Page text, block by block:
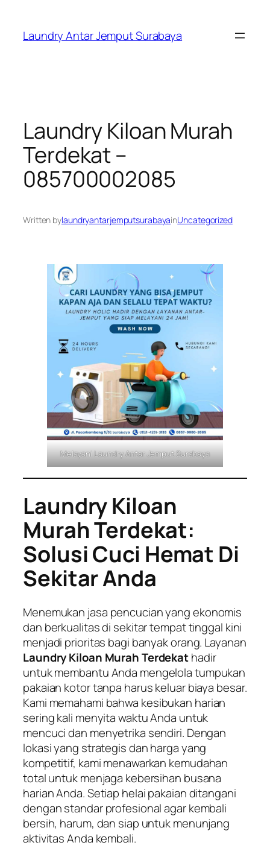
content
Laundry Antar Jemput Surabaya
Laundry Kiloan Murah
Terdekat –
085700002085
Written bylaundryantarjemputsurabayainUncategorized
Melayani Laundry Antar Jemput Surabaya
Laundry Kiloan
Murah Terdekat:
Solusi Cuci Hemat Di
Sekitar Anda
Menemukan jasa pencucian yang ekonomis
dan berkualitas di sekitar tempat tinggal kini
menjadi prioritas bagi banyak orang. Layanan
Laundry Kiloan Murah Terdekathadir
untuk membantu Anda mengelola tumpukan
pakaian kotor tanpa harus keluar biaya besar.
Kami memahami bahwa kesibukan harian
sering kali menyita waktu Anda untuk
mencuci dan menyetrika sendiri. Dengan
lokasi yang strategis dan harga yang
kompetitif, kami menawarkan kemudahan
total untuk menjaga kebersihan busana
harian Anda. Setiap helai pakaian ditangani
dengan standar profesional agar kembali
bersih, harum, dan siap untuk menunjang
aktivitas Anda kembali.